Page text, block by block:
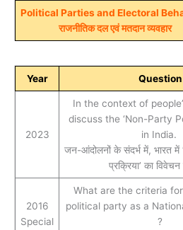
Political Parties and Electoral
राजनीतिक दल एवं मतदान व्यवहार
Year Question
2023
In the context of
discuss the ‘Non-Party
in India.
जन-आंदोलनों के संदर्भ में, भारत में
प्रक्रिया’ का विवेचन
2016
Special
What are the criteria
political party as a
?